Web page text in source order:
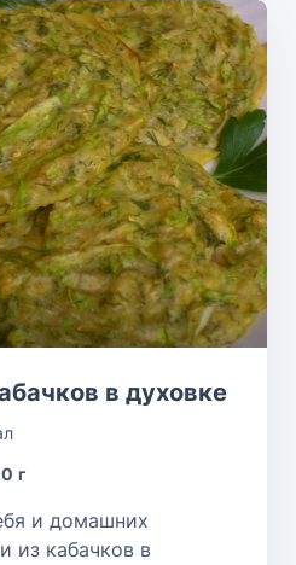
в духовке
г
и домашних
из кабачков в